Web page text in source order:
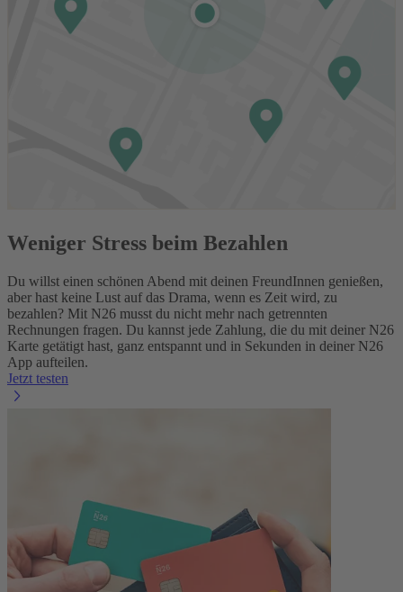
Weniger Stress beim Bezahlen
Du willst einen schönen Abend mit deinen FreundInnen genießen,
aber hast keine Lust auf das Drama, wenn es Zeit wird, zu
bezahlen? Mit N26 musst du nicht mehr nach getrennten
Rechnungen fragen. Du kannst jede Zahlung, die du mit deiner N26
Karte getätigt hast, ganz entspannt und in Sekunden in deiner N26
App aufteilen.
Jetzt testen